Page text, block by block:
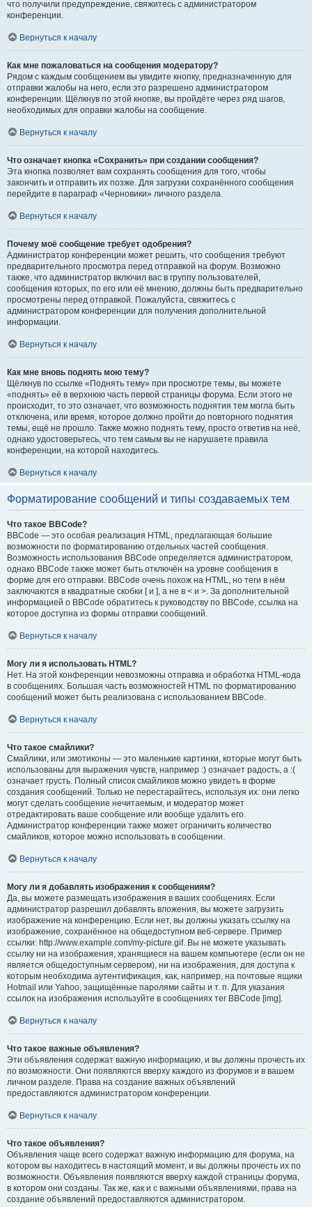
что получили предупреждение, свяжитесь с администратором
конференции.
Вернуться к началу
Как мне пожаловаться на сообщения модератору?
Рядом с каждым сообщением вы увидите кнопку, предназначенную для
отправки жалобы на него, если это разрешено администратором
конференции. Щёлкнув по этой кнопке, вы пройдёте через ряд шагов,
необходимых для оправки жалобы на сообщение.
Вернуться к началу
Что означает кнопка «Сохранить» при создании сообщения?
Эта кнопка позволяет вам сохранять сообщения для того, чтобы
закончить и отправить их позже. Для загрузки сохранённого сообщения
перейдите в параграф «Черновики» личного раздела.
Вернуться к началу
Почему моё сообщение требует одобрения?
Администратор конференции может решить, что сообщения требуют
предварительного просмотра перед отправкой на форум. Возможно
также, что администратор включил вас в группу пользователей,
сообщения которых, по его или её мнению, должны быть предварительно
просмотрены перед отправкой. Пожалуйста, свяжитесь с
администратором конференции для получения дополнительной
информации.
Вернуться к началу
Как мне вновь поднять мою тему?
Щёлкнув по ссылке «Поднять тему» при просмотре темы, вы можете
«поднять» её в верхнюю часть первой страницы форума. Если этого не
происходит, то это означает, что возможность поднятия тем могла быть
отключена, или время, которое должно пройти до повторного поднятия
темы, ещё не прошло. Также можно поднять тему, просто ответив на неё,
однако удостоверьтесь, что тем самым вы не нарушаете правила
конференции, на которой находитесь.
Вернуться к началу
Форматирование сообщений и типы создаваемых тем
Что такое BBCode?
BBCode — это особая реализация HTML, предлагающая большие
возможности по форматированию отдельных частей сообщения.
Возможность использования BBCode определяется администратором,
однако BBCode также может быть отключён на уровне сообщения в
форме для его отправки. BBCode очень похож на HTML, но теги в нём
заключаются в квадратные скобки [ и ], а не в < и >. За дополнительной
информацией о BBCode обратитесь к руководству по BBCode, ссылка на
которое доступна из формы отправки сообщений.
Вернуться к началу
Могу ли я использовать HTML?
Нет. На этой конференции невозможны отправка и обработка HTML-кода
в сообщениях. Большая часть возможностей HTML по форматированию
сообщений может быть реализована с использованием BBCode.
Вернуться к началу
Что такое смайлики?
Смайлики, или эмотиконы — это маленькие картинки, которые могут быть
использованы для выражения чувств, например :) означает радость, а :(
означает грусть. Полный список смайликов можно увидеть в форме
создания сообщений. Только не перестарайтесь, используя их: они легко
могут сделать сообщение нечитаемым, и модератор может
отредактировать ваше сообщение или вообще удалить его.
Администратор конференции также может ограничить количество
смайликов, которое можно использовать в сообщении.
Вернуться к началу
Могу ли я добавлять изображения к сообщениям?
Да, вы можете размещать изображения в ваших сообщениях. Если
администратор разрешил добавлять вложения, вы можете загрузить
изображение на конференцию. Если нет, вы должны указать ссылку на
изображение, сохранённое на общедоступном веб-сервере. Пример
ссылки: http://www.example.com/my-picture.gif. Вы не можете указывать
ссылку ни на изображения, хранящиеся на вашем компьютере (если он не
является общедоступным сервером), ни на изображения, для доступа к
которым необходима аутентификация, как, например, на почтовые ящики
Hotmail или Yahoo, защищённые паролями сайты и т. п. Для указания
ссылок на изображения используйте в сообщениях тег BBCode [img].
Вернуться к началу
Что такое важные объявления?
Эти объявления содержат важную информацию, и вы должны прочесть их
по возможности. Они появляются вверху каждого из форумов и в вашем
личном разделе. Права на создание важных объявлений
предоставляются администратором конференции.
Вернуться к началу
Что такое объявления?
Объявления чаще всего содержат важную информацию для форума, на
котором вы находитесь в настоящий момент, и вы должны прочесть их по
возможности. Объявления появляются вверху каждой страницы форума,
в котором они созданы. Так же, как и с важными объявлениями, права на
создание объявлений предоставляются администратором.